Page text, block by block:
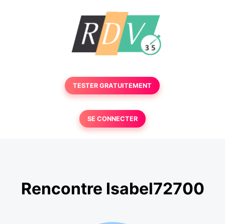
TESTER GRATUITEMENT
SE CONNECTER
Rencontre Isabel72700